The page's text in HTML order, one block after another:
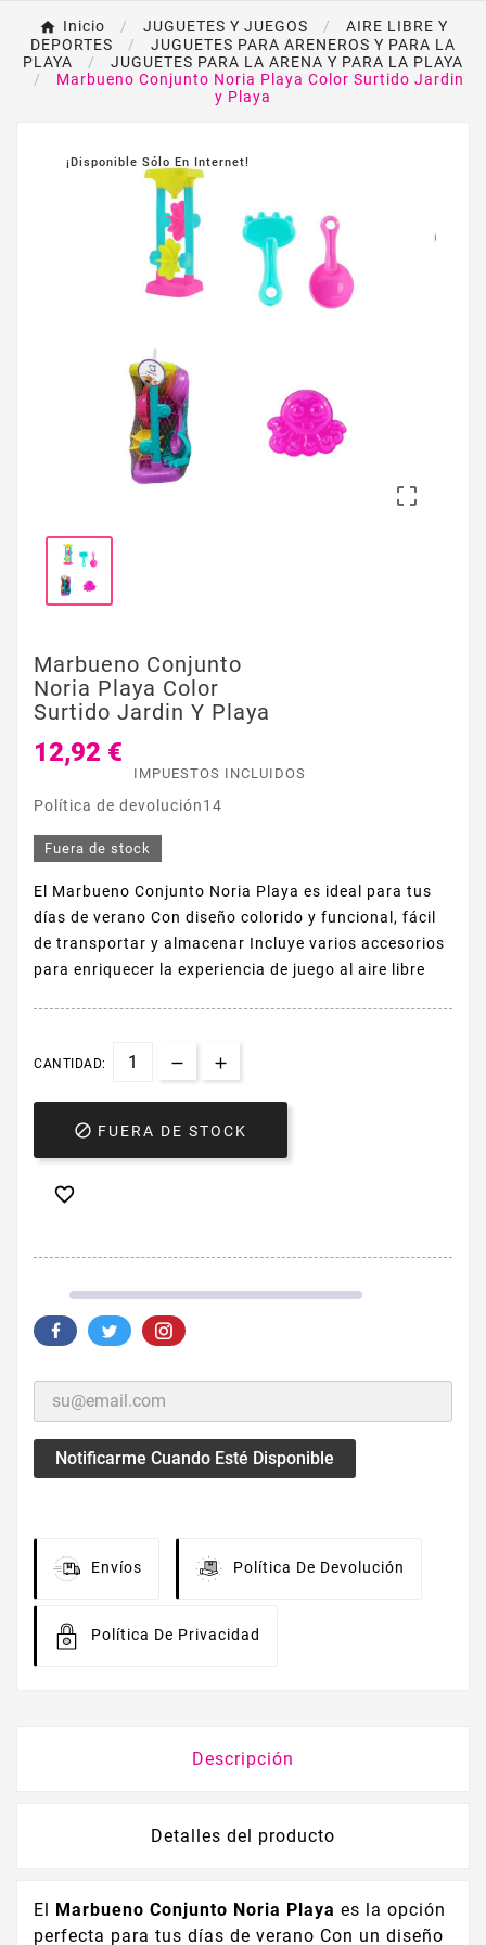
Inicio JUGUETES Y JUEGOS
AIRE LIBRE Y
DEPORTES
JUGUETES PARA ARENEROS Y PARA LA
PLAYA
JUGUETES PARA LA ARENA Y PARA LA PLAYA
Marbueno Conjunto Noria Playa Color Surtido Jardin
y Playa
¡Disponible Sólo En Internet!

Marbueno Conjunto
Noria Playa Color
Surtido Jardin Y Playa
12,92 €
IMPUESTOS INCLUIDOS
Política de devolución14
Fuera de stock
El Marbueno Conjunto Noria Playa es ideal para tus
días de verano Con diseño colorido y funcional, fácil
de transportar y almacenar Incluye varios accesorios
para enriquecer la experiencia de juego al aire libre
CANTIDAD:
 FUERA DE STOCK

Notificarme Cuando Esté Disponible
Envíos Política De Devolución
Política De Privacidad
Descripción
Detalles del producto
El Marbueno Conjunto Noria Playa es la opción
perfecta para tus días de verano Con un diseño